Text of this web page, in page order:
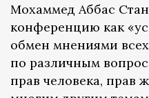
Мохаммед Аббас
конференцию как
обмен мнениями
по различным
прав человека, прав